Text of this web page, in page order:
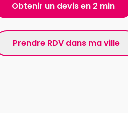
Obtenir un devis en 2 min
Prendre RDV dans ma ville